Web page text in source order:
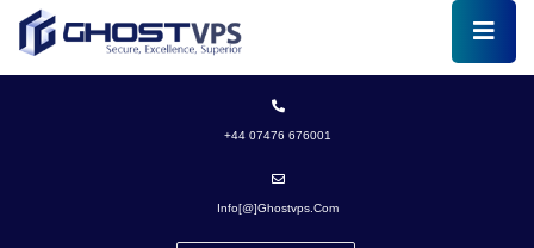
+44 07476 676001
Info[@]ghostvps.com